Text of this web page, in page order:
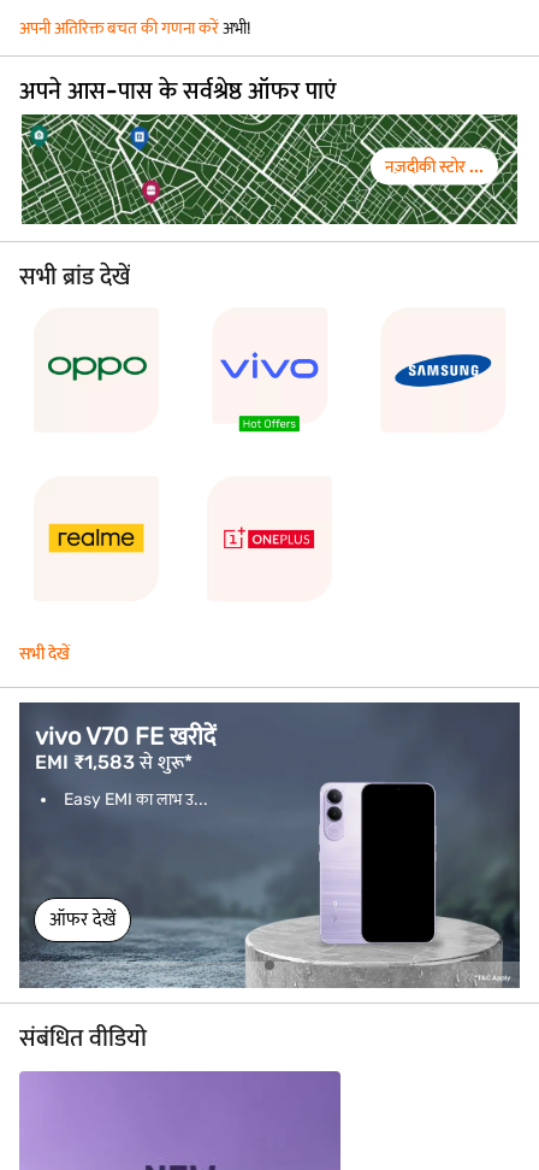
अपनी अतिरिक्त बचत की गणना करेंअभी!
अपने आस-पास के सर्वश्रेष्ठ ऑफर पाएं
नज़दीकी स्टोर ...
सभी ब्रांड देखें
सभी देखें
vivo V70 FE खरीदें
EMI ₹1,583 से शुरू*
Easy EMI का लाभ उ...
ऑफर देखें
संबंधित वीडियो